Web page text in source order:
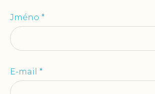
Jméno *
E-mail *